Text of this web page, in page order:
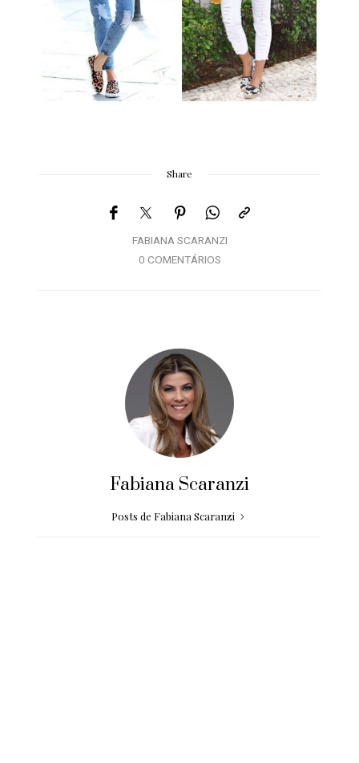
Share
FABIANA SCARANZI
0 COMENTÁRIOS
Fabiana Scaranzi
Posts de Fabiana Scaranzi